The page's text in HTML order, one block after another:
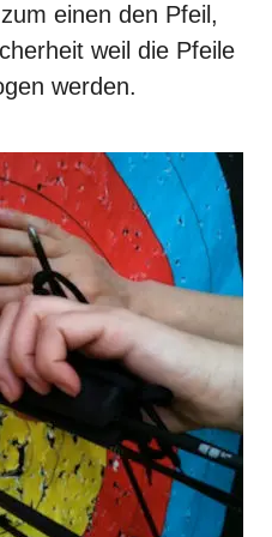
einen den Pfeil ,
weil die Pfeile
werden.